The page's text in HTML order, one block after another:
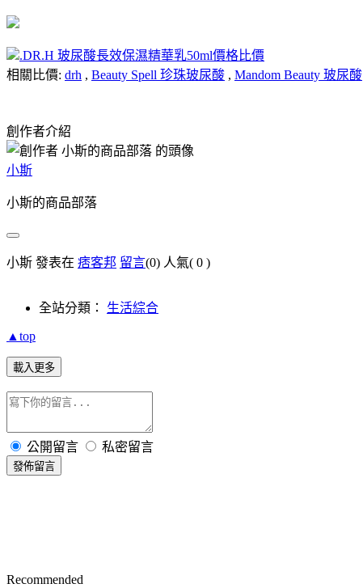
.DR.H 玻尿酸長效保濕精華乳50ml價格比價
相關比價: drh , Beauty Spell 珍珠玻尿酸 , Mandom Beauty 玻尿酸
創作者介紹
小斯
小斯的商品部落
小斯 發表在 痞客邦 留言(0) 人氣( 0 )
全站分類： 生活綜合
▲top
載入更多
公開留言 私密留言
發佈留言
Recommended